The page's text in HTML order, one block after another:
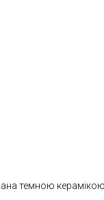
темною керамікою